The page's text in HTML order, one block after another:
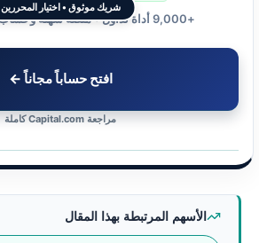
شريك موثوق • اختيار المحررين
+9,000 أداة تداول • منصة سهلة وحساب تجريبي مجاني.
افتح حساباً مجاناً ←
مراجعة Capital.com كاملة
الأسهم المرتبطة بهذا المقال